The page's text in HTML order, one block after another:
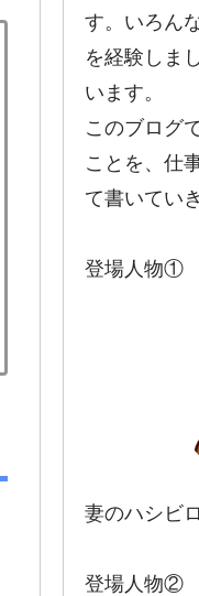
す。いろん
を経験しま
います。
このブログ
ことを、仕
て書いてい
登場人物①
妻のハシビ
登場人物②